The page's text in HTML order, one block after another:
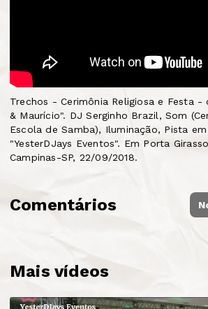
Mais vídeos
Trechos - Cerimônia Religiosa e Festa -
& Maurício". DJ Serginho Brazil, Som
Escola de Samba), Iluminação, Pista
"YesterDJays Eventos". Em Porta
Campinas-SP, 22/09/2018.
Comentários